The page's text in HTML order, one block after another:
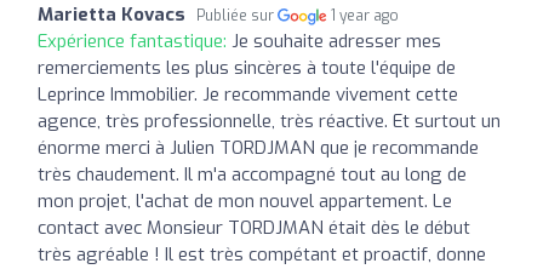
Marietta Kovacs Publiée sur 1 year ago
Expérience fantastique: Je souhaite adresser mes
remerciements les plus sincères à toute l'équipe de
Leprince Immobilier. Je recommande vivement cette
agence, très professionnelle, très réactive. Et surtout un
énorme merci à Julien TORDJMAN que je recommande
très chaudement. Il m'a accompagné tout au long de
mon projet, l'achat de mon nouvel appartement. Le
contact avec Monsieur TORDJMAN était dès le début
très agréable ! Il est très compétant et proactif, donne